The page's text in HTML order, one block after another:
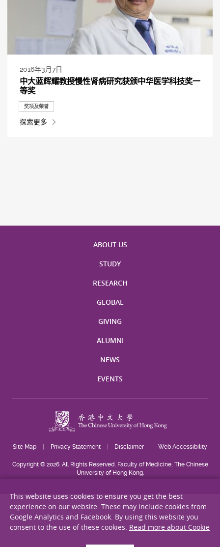
2016年3月7日
中大蓝辉耀教授慢性肾病研究获颁中华医学科技奖一
等奖
奖项及荣誉
探索更多
ABOUT US
STUDY
RESEARCH
GLOBAL
GIVING
ALUMNI
NEWS
EVENTS
Site Map Privacy Statement Disclaimer Web Accessibility
Copyright © 2026. All Rights Reserved. Faculty of Medicine, The Chinese
University of Hong Kong.
This website uses cookies to ensure you get the best
experience on our website. These may include cookies from
Google Analytics and Facebook. By using this website you
consent to the use of these cookies. Read more about Cookie